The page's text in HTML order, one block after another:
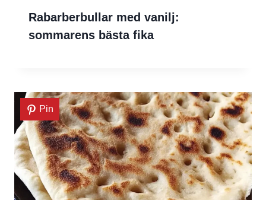
Rabarberbullar med vanilj:
sommarens bästa fika
Pin